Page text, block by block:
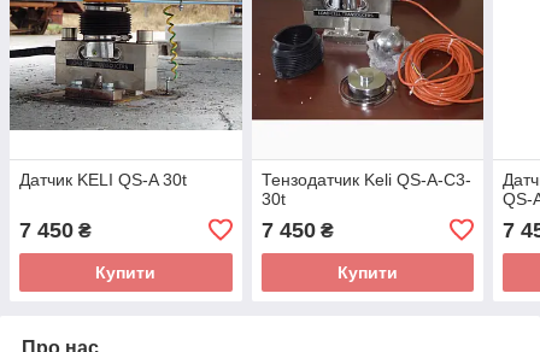
Датчик KELI QS-A 30t
7 450 ₴
Купити
Тензодатчик Keli QS-A-C3-
30t
7 450₴
Купити
QS-
7
Про нас